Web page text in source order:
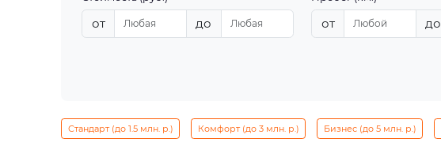
от до от до
Стандарт (до 1.5 млн. р.) Комфорт (до 3 млн. р.) Бизнес (до 5 млн. р.)